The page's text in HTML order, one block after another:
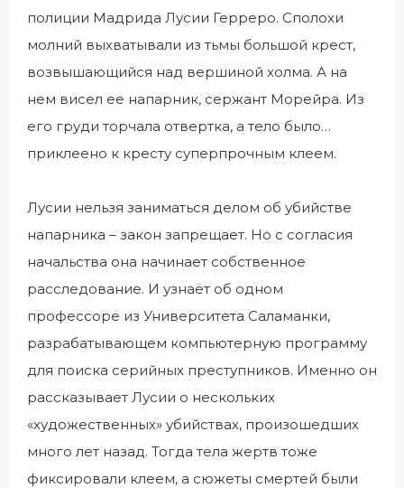
полиции Мадрида Лусии Герреро. Сполохи
молний выхватывали из тьмы большой крест,
возвышающийся над вершиной холма. А на
нем висел ее напарник, сержант Морейра. Из
его груди торчала отвертка, а тело было…
приклеено к кресту суперпрочным клеем.
Лусии нельзя заниматься делом об убийстве
напарника – закон запрещает. Но с согласия
начальства она начинает собственное
расследование. И узнаёт об одном
профессоре из Университета Саламанки,
разрабатывающем компьютерную программу
для поиска серийных преступников. Именно он
рассказывает Лусии о нескольких
«художественных» убийствах, произошедших
много лет назад. Тогда тела жертв тоже
фиксировали клеем, а сюжеты смертей были